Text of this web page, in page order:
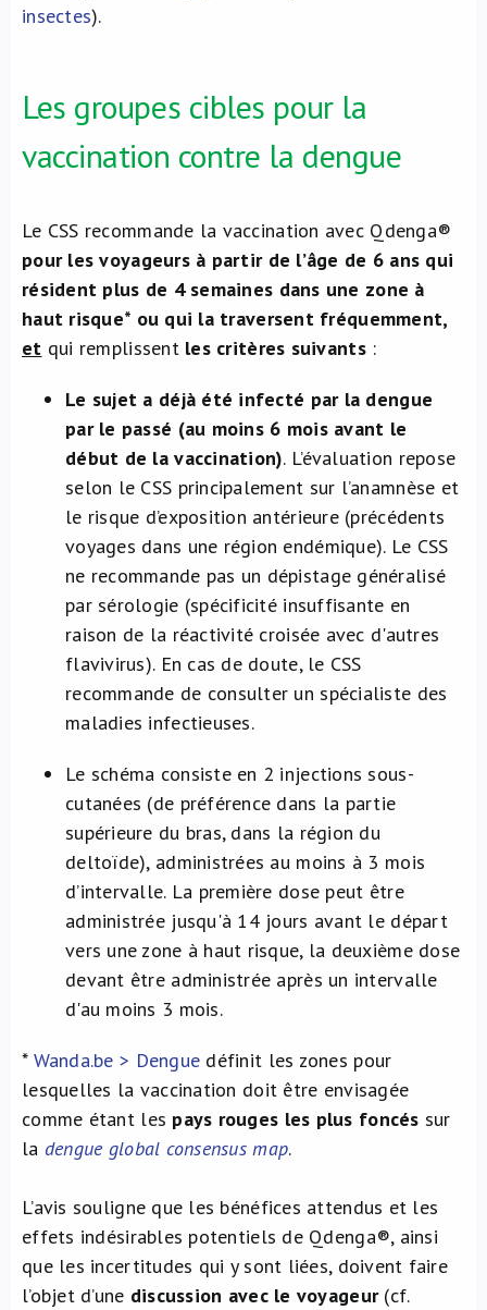
insectes).
Les groupes cibles pour la
vaccination contre la dengue
Le CSS recommande la vaccination avec Qdenga®
pour les voyageurs à partir de l’âge de 6 ans qui
résident plus de 4 semaines dans une zone à
haut risque* ou qui la traversent fréquemment,
et qui remplissent les critères suivants:
Le sujet a déjà été infecté par la dengue
par le passé (au moins 6 mois avant le
début de la vaccination). L’évaluation repose
selon le CSS principalement sur l’anamnèse et
le risque d’exposition antérieure (précédents
voyages dans une région endémique). Le CSS
ne recommande pas un dépistage généralisé
par sérologie (spécificité insuffisante en
raison de la réactivité croisée avec d'autres
flavivirus). En cas de doute, le CSS
recommande de consulter un spécialiste des
maladies infectieuses.
Le schéma consiste en 2 injections sous-
cutanées (de préférence dans la partie
supérieure du bras, dans la région du
deltoïde), administrées au moins à 3 mois
d’intervalle. La première dose peut être
administrée jusqu'à 14 jours avant le départ
vers une zone à haut risque, la deuxième dose
devant être administrée après un intervalle
d'au moins 3 mois.
* Wanda.be > Dengue définit les zones pour
lesquelles la vaccination doit être envisagée
comme étant les pays rouges les plus foncés sur
la dengue global consensus map.
L’avis souligne que les bénéfices attendus et les
effets indésirables potentiels de Qdenga®, ainsi
que les incertitudes qui y sont liées, doivent faire
l’objet d’une discussion avec le voyageur(cf.